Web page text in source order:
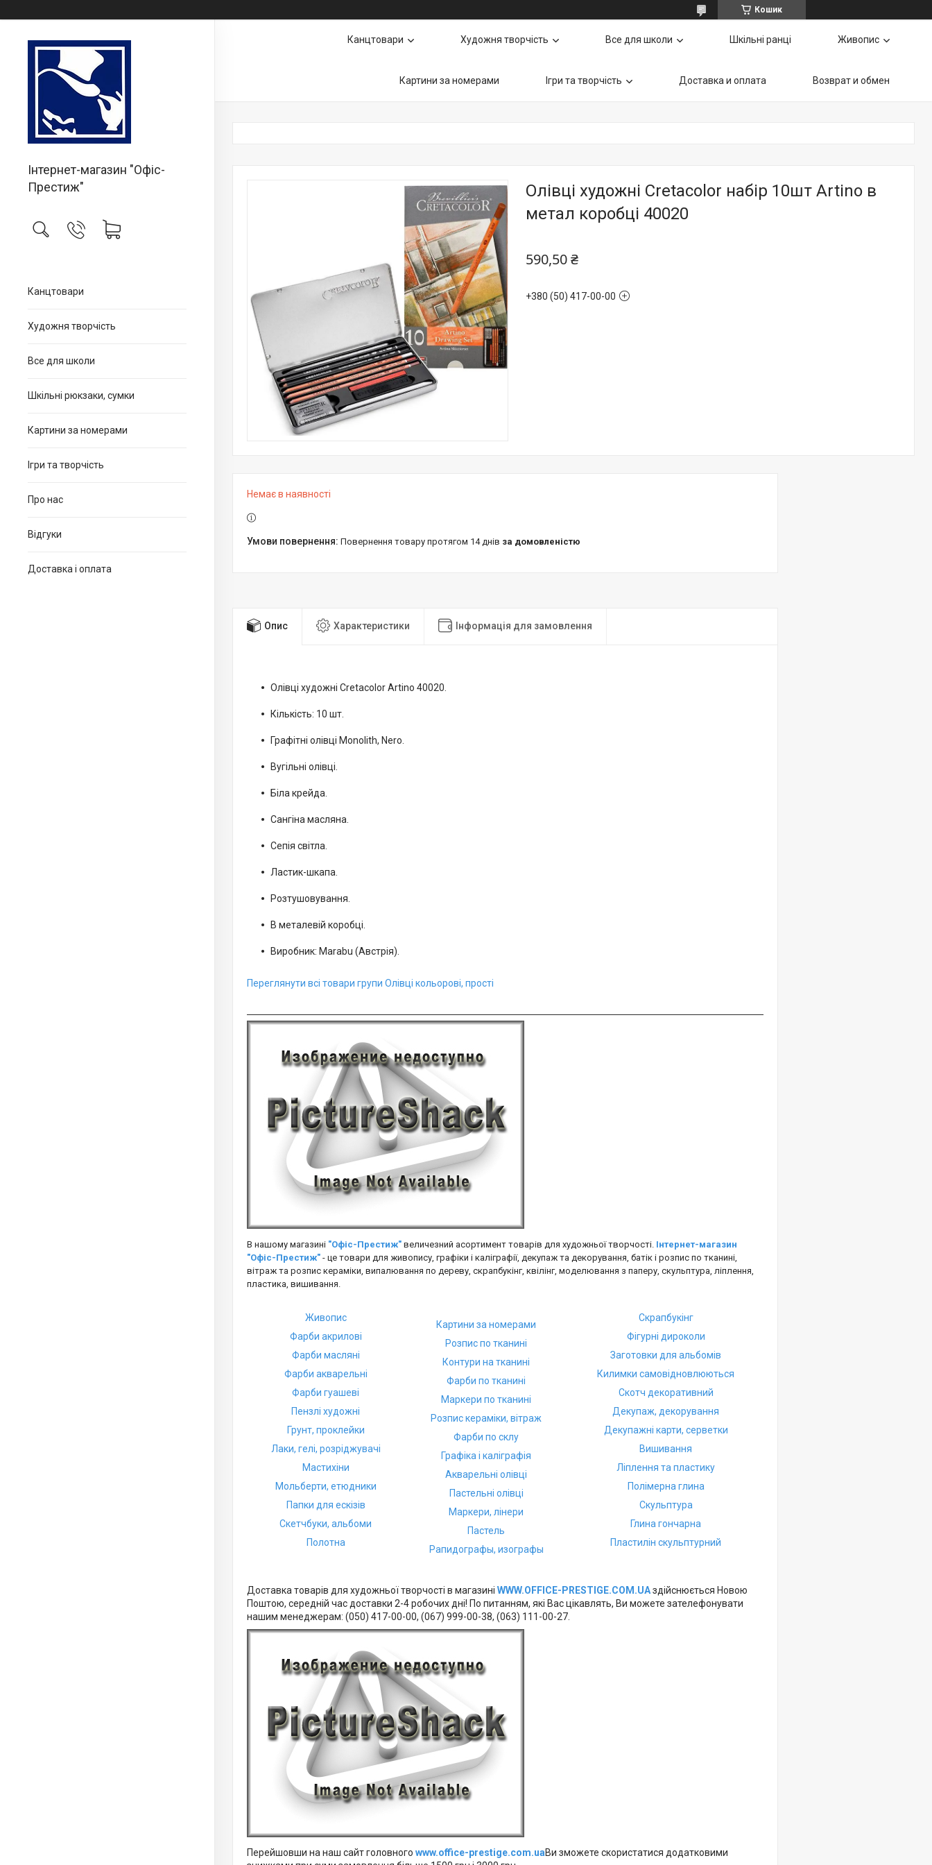
Кошик
Інтернет-магазин "Офіс-
Престиж"
Канцтовари
Художня творчість
Все для школи
Шкільні рюкзаки, сумки
Картини за номерами
Ігри та творчість
Про нас
Відгуки
Доставка і оплата
Канцтовари Художня творчість Все для школи Шкільні ранці Живопис
Картини за номерами Ігри та творчість Доставка и оплата Возврат и обмен
Олівці художні Cretacolor набір 10шт Artino в
метал коробці 40020
590,50 ₴
+380 (50) 417-00-00
Немає в наявності
повернення товару протягом 14 днів за домовленістю
Опис Характеристики Інформація для замовлення
Олівці художні Cretacolor Artino 40020.
Кількість: 10 шт.
Графітні олівці Monolith, Nero.
Вугільні олівці.
Біла крейда.
Сангіна масляна.
Сепія світла.
Ластик-шкапа.
Розтушовування.
В металевій коробці.
Виробник: Marabu (Австрія).
Переглянути всі товари групи Олівці кольорові, прості
В нашому магазині "Офіс-Престиж" величезний асортимент товарів для художньої творчості. Інтернет-магазин
"Офіс-Престиж" - це товари для живопису, графіки і каліграфії, декупаж та декорування, батік і розпис по тканині,
вітраж та розпис кераміки, випалювання по дереву, скрапбукінг, квілінг, моделювання з паперу, скульптура, ліплення,
пластика, вишивання.
Живопис
Фарби акрилові
Фарби масляні
Фарби акварельні
Фарби гуашеві
Пензлі художні
Грунт, проклейки
Лаки, гелі, розріджувачі
Мастихіни
Мольберти, етюдники
Папки для ескізів
Скетчбуки, альбоми
Полотна
Картини за номерами
Розпис по тканині
Контури на тканині
Фарби по тканині
Маркери по тканині
Розпис кераміки, вітраж
Фарби по склу
Графіка і каліграфія
Акварельні олівці
Пастельні олівці
Маркери, лінери
Пастель
Рапидографы, изографы
Скрапбукінг
Фігурні дироколи
Заготовки для альбомів
Килимки самовідновлюються
Скотч декоративний
Декупаж, декорування
Декупажні карти, серветки
Вишивання
Ліплення та пластику
Полімерна глина
Скульптура
Глина гончарна
Пластилін скульптурний
Доставка товарів для художньої творчості в магазині WWW.OFFICE-PRESTIGE.COM.UAздійснюється Новою
Поштою, середній час доставки 2-4 робочих дні! По питанням, які Вас цікавлять, Ви можете зателефонувати
нашим менеджерам: (050) 417-00-00, (067) 999-00-38, (063) 111-00-27.
Перейшовши на наш сайт головного www.office-prestige.com.uaВи зможете скористатися додатковими